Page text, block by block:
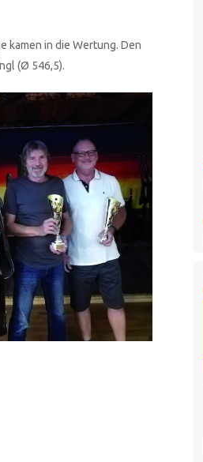
kamen in die Wertung. Den
(Ø 546,5).